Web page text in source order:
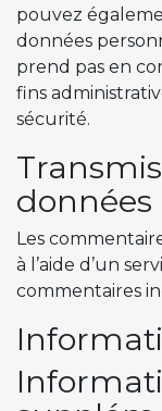
pouvez
données
prend pas en
fins
sécurité.
données
Les
à l’aide d’un
commentaires